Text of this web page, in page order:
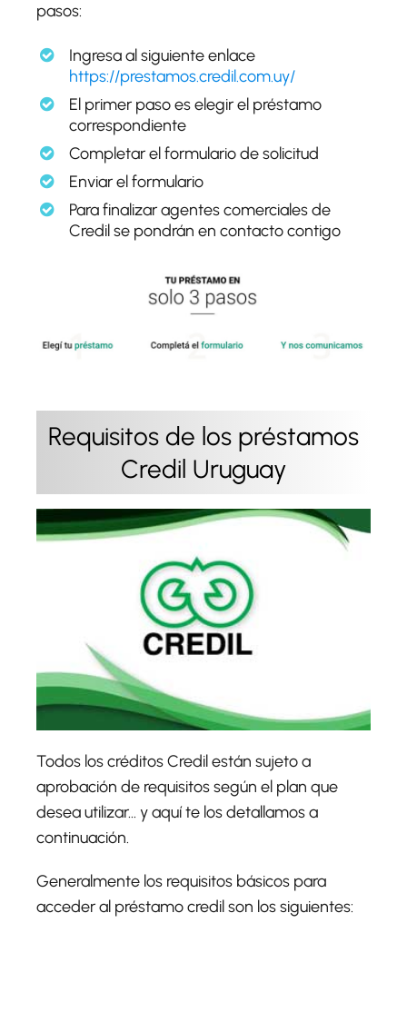
pasos:
Ingresa al siguiente enlace
https://prestamos.credil.com.uy/
El primer paso es elegir el préstamo
correspondiente
Completar el formulario de solicitud
Enviar el formulario
Para finalizar agentes comerciales de
Credil se pondrán en contacto contigo
Requisitos de los préstamos
Credil Uruguay
Todos los créditos Credil están sujeto a
aprobación de requisitos según el plan que
desea utilizar... y aquí te los detallamos a
continuación.
Generalmente los requisitos básicos para
acceder al préstamo credil son los siguientes: